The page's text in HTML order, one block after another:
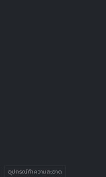
อุปกรณ์ทำความสะอาด